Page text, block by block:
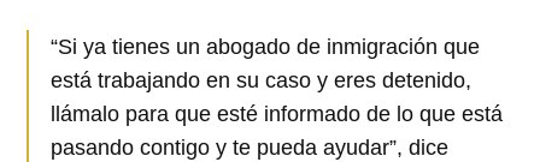
“Si ya tienes un abogado de inmigración que
está trabajando en su caso y eres detenido,
llámalo para que esté informado de lo que está
pasando contigo y te pueda ayudar”, dice